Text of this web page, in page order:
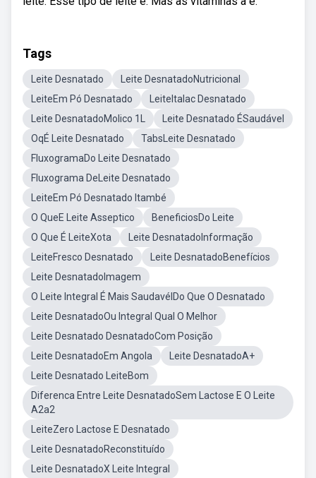
Tags
Leite Desnatado
Leite DesnatadoNutricional
LeiteEm Pó Desnatado
LeiteItalac Desnatado
Leite DesnatadoMolico 1L
Leite Desnatado ÉSaudável
OqÉ Leite Desnatado
TabsLeite Desnatado
FluxogramaDo Leite Desnatado
Fluxograma DeLeite Desnatado
LeiteEm Pó Desnatado Itambé
O QueE Leite Asseptico
BeneficiosDo Leite
O Que É LeiteXota
Leite DesnatadoInformação
LeiteFresco Desnatado
Leite DesnatadoBenefícios
Leite DesnatadoImagem
O Leite Integral É Mais SaudavélDo Que O Desnatado
Leite DesnatadoOu Integral Qual O Melhor
Leite Desnatado DesnatadoCom Posição
Leite DesnatadoEm Angola
Leite DesnatadoA+
Leite Desnatado LeiteBom
Diferenca Entre Leite DesnatadoSem Lactose E O Leite
A2a2
LeiteZero Lactose E Desnatado
Leite DesnatadoReconstituído
Leite DesnatadoX Leite Integral